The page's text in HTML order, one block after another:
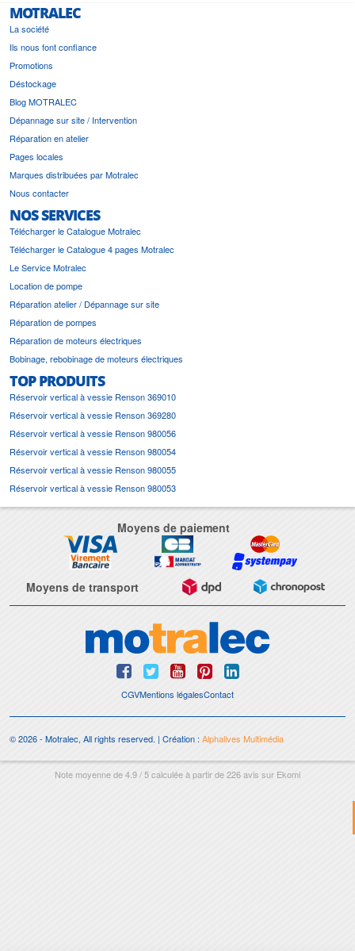
MOTRALEC
La société
Ils nous font confiance
Promotions
Déstockage
Blog MOTRALEC
Dépannage sur site / Intervention
Réparation en atelier
Pages locales
Marques distribuées par Motralec
Nous contacter
NOS SERVICES
Télécharger le Catalogue Motralec
Télécharger le Catalogue 4 pages Motralec
Le Service Motralec
Location de pompe
Réparation atelier / Dépannage sur site
Réparation de pompes
Réparation de moteurs électriques
Bobinage, rebobinage de moteurs électriques
TOP PRODUITS
Réservoir vertical à vessie Renson 369010
Réservoir vertical à vessie Renson 369280
Réservoir vertical à vessie Renson 980056
Réservoir vertical à vessie Renson 980054
Réservoir vertical à vessie Renson 980055
Réservoir vertical à vessie Renson 980053
Moyens de paiement
Moyens de transport
CGVMentions légalesContact
© 2026 - Motralec, All rights reserved. | Création :Alphalives Multimédia
Note moyenne de4.9/5calculée à partir de226avis sur Ekomi